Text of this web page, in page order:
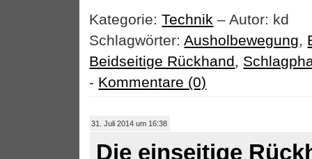
Kategorie:Technik – Autor: kd
Schlagwörter:Ausholbewegung,
Beidseitige Rückhand,
- Kommentare (0)
31. Juli 2014 um 16:38
Die einseitige